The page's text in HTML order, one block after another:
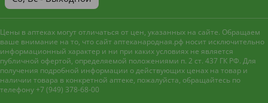
Цены в аптеках могут отличаться от цен, указанных на сайте. Обращаем
ваше внимание на то, что сайт аптеканародная.рф носит исключительно
информационный характер и ни при каких условиях не является
публичной офертой, определяемой положениями п. 2 ст. 437 ГК РФ. Для
получения подробной информации о действующих ценах на товар и
наличии товара в конкретной аптеке, пожалуйста, обращайтесь по
телефону +7 (949) 378-68-00Наш сайт использует файлы